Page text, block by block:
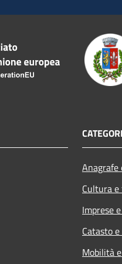
Cultura
Imprese
Catasto
Mobilità